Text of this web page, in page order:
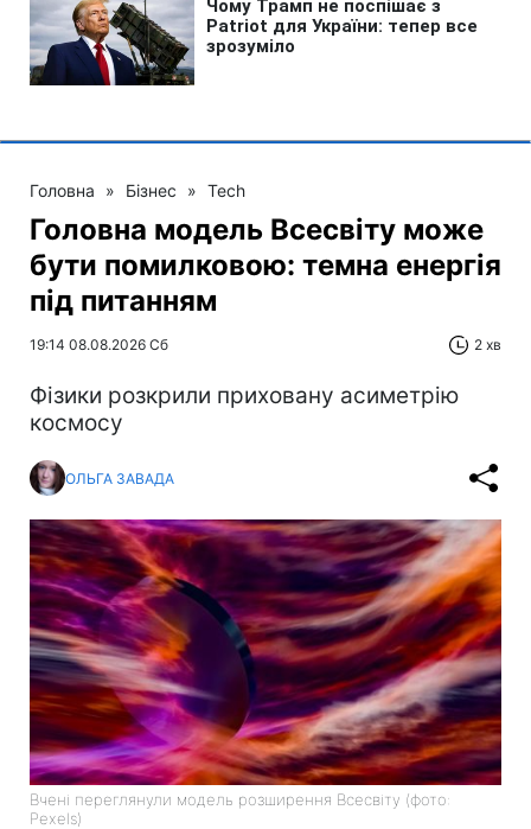
Головна » Бізнес » Tech
Головна модель Всесвіту може
бути помилковою: темна енергія
під питанням
19:14 08.08.2026 Сб 2 хв
Фізики розкрили приховану асиметрію
космосу
ОЛЬГА ЗАВАДА
Вчені переглянули модель розширення Всесвіту (фото:
Pexels)